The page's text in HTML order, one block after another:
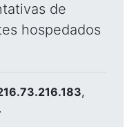
de
hospedados
,